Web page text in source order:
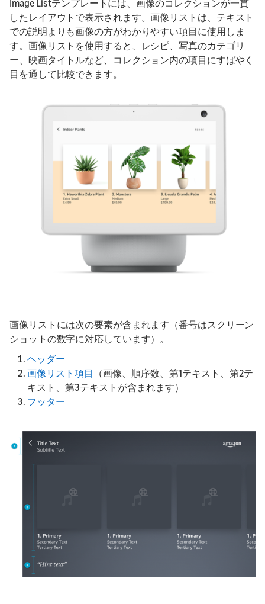
Image Listテンプレートには、画像のコレクションが一貫
したレイアウトで表示されます。画像リストは、テキスト
での説明よりも画像の方がわかりやすい項目に使用しま
す。画像リストを使用すると、レシピ、写真のカテゴリ
ー、映画タイトルなど、コレクション内の項目にすばやく
目を通して比較できます。
画像リストには次の要素が含まれます（番号はスクリーン
ショットの数字に対応しています）。
ヘッダー
画像リスト項目
（画像、順序数、第1テキスト、第2テ
キスト、第3テキストが含まれます）
フッター